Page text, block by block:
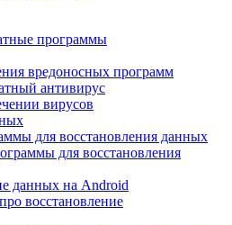
программы
вредоносных программ
антивирус
вирусов
для восстановления данных
для восстановления
данных на Android
восстановление